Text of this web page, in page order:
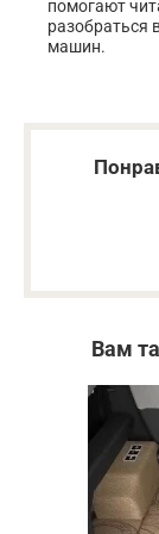
помогают
разобраться
машин.
Вам